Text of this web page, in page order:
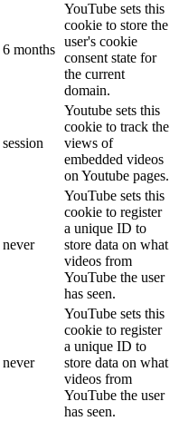
6 months
YouTube sets this
cookie to store the
user's cookie
consent state for
the current
domain.
session
Youtube sets this
cookie to track the
views of
embedded videos
on Youtube pages.
never
YouTube sets this
cookie to register
a unique ID to
store data on what
videos from
YouTube the user
has seen.
never
YouTube sets this
cookie to register
a unique ID to
store data on what
videos from
YouTube the user
has seen.